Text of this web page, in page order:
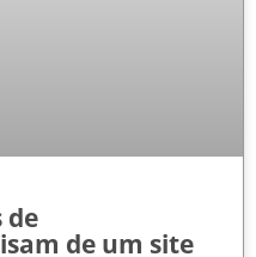
de
de um site